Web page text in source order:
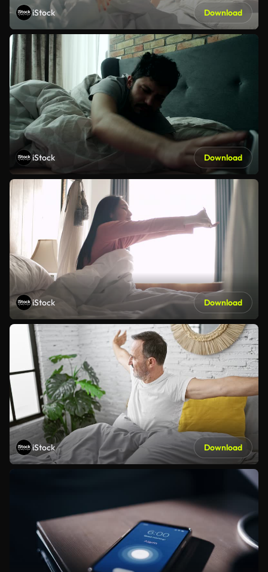
iStock Download
iStock Download
iStock Download
iStock Download